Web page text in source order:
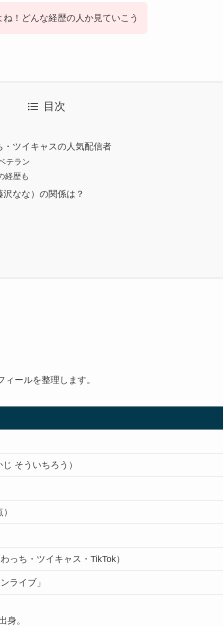
！どんな経歴の人か見ていこう
目次
ツイキャスの人気配信者
テラン
経歴も
なな）の関係は？
ールを整理します。
そういちろう）
っち・ツイキャス・TikTok）
ライブ」
身。